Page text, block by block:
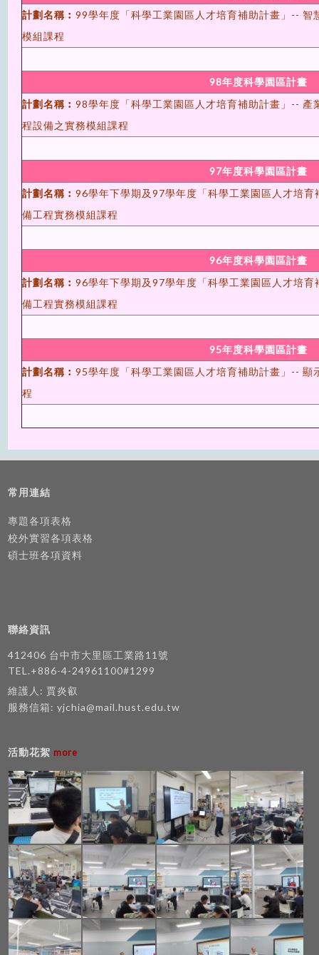
計劃名稱︰99學年度「科學工業園區人才培育補助計畫」-- 智
模組課程
98年度科學園區計畫
計劃名稱︰98學年度「科學工業園區人才培育補助計畫」--
程設備之實務模組課程
97年度科學園區計畫
計劃名稱︰96學年下學期及97學年度「科學工業園區人才培
備工程實務模組課程
96年度科學園區計畫
計劃名稱︰96學年下學期及97學年度「科學工業園區人才培
備工程實務模組課程
95年度科學園區計畫
計劃名稱︰95學年度「科學工業園區人才培育補助計畫」-- 顯
程
常用連結
專題各項表格
校外實習各項表格
碩士班各項資料
聯絡資訊
412406 台中市大里區工業路11號
TEL.+886-4-24961100#1299
維護人: 賈炎叡
服務信箱:yjchia@mail.hust.edu.tw
活動花絮 more